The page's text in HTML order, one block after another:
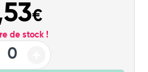
€
de stock !